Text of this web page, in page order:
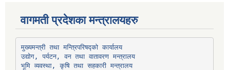
वागमती प्रदेशका मन्त्रालयहरु
मुख्यमन्त्री तथा मन्त्रिपरिषद्को कार्यालय
उद्योग, पर्यटन, वन तथा वातावरण मन्त्रालय
भूमि व्यवस्था, कृषि तथा सहकारी मन्त्रालय